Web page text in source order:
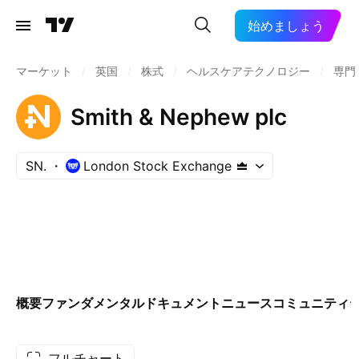
始めましょう
マーケット 英国 株式 ヘルスケアテクノロジー 専門
Smith & Nephew plc
SN. London Stock Exchange
概要ファンダメンタルドキュメント ニュースコミュニティ